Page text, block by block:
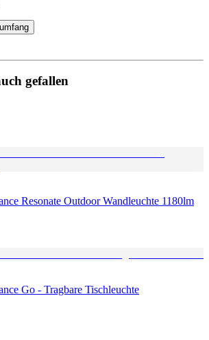
gefallen
Resonate Outdoor Wandleuchte 1180lm
Go - Tragbare Tischleuchte